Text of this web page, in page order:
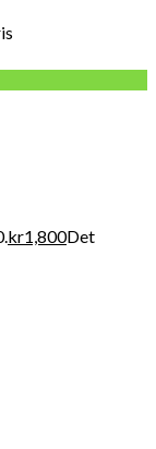
kr1,800Det